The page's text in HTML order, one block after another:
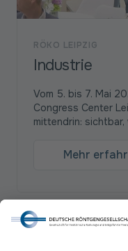
RÖKO LEIPZIG
Industrie
Vom 5. bis 7. Mai
Congress Center
mittendrin: